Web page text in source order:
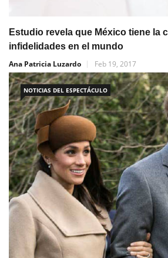
Estudio revela que México tiene la
infidelidades en el mundo
Ana Patricia Luzardo
Feb 19, 2017
NOTICIAS DEL ESPECTÁCULO